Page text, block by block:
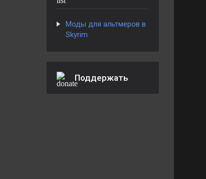
Моды для альтмеров в
Skyrim
Поддержать